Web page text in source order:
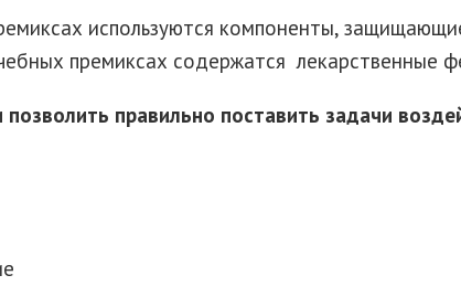
используются компоненты,
премиксах содержатся
правильно поставить задачи